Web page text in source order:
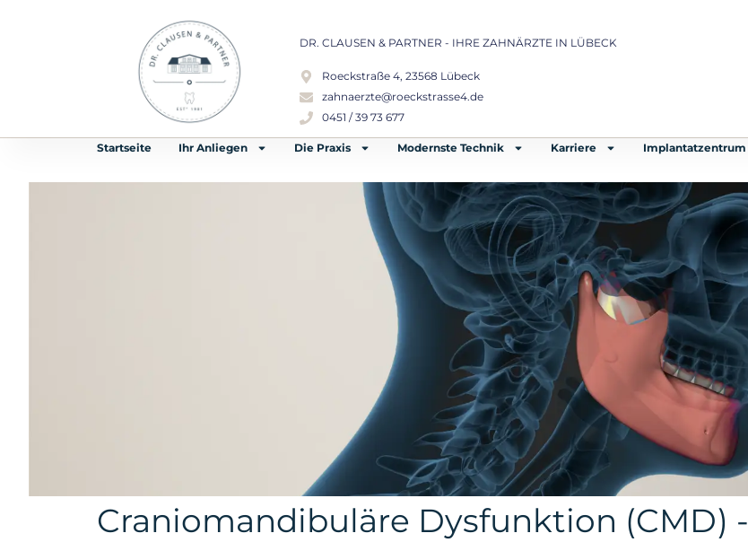
DR. CLAUSEN & PARTNER - IHRE ZAHNÄRZTE IN LÜBECK
Roeckstraße 4, 23568 Lübeck
zahnaerzte@roeckstrasse4.de
0451 / 39 73 677
Startseite Ihr Anliegen Die Praxis Modernste Technik Karriere Implantatzentrum
Craniomandibuläre Dysfunktion (CMD) -